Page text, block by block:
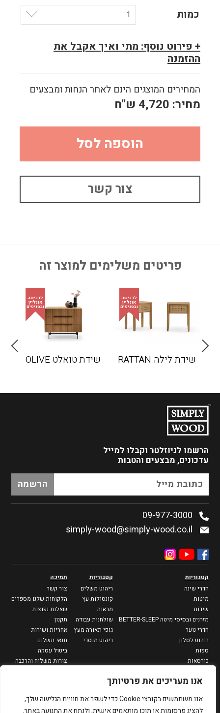
אנו מעריכים את פרטיותך
אנו משתמשים בקובצי Cookie כדי לשפר את חוויית הגלישה שלך,
להציג פרסומות או תוכן מותאמים אישית, ולנתח את התנועה באתר.
כמות 1
+ פירוט נוסף: מתי ואיך אקבל את
ההזמנה
המחירים המוצגים הינם לאחר הנחות ומבצעים
מחיר: 4,720 ש"ח
הוספה לסל
צור קשר
פריטים משלימים למוצר זה
שידת לילה RATTAN שידת טואלט OLIVE
הרשמו לניוזלטר וקבלו למייל
עדכונים, מבצעים והטבות
09-977-3000
simply-wood@simply-wood.co.il
קטגוריות
חדרי שינה
מיטות
שידות
מזרנים ובסיסי מיטה BETTER-SLEEP
חדרי נוער
ריהוט לסלון
ספות
כורסאות
שולחנות סלון
פינות אוכל
קטגוריות
ריהוט משלים
קונסולות עץ
מראות
שולחנות עבודה
גופי תאורה מעץ
ריהוט מוסדי
תמיכה
צור קשר
הלקוחות שלנו מספרים
שאלות נפוצות
תקנון
אחריות ושירות
תנאי תשלום
ביטול עסקה
צורות משלוח והרכבה